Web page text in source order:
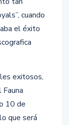
cuando
el éxito
exitosos,
10 de
que será